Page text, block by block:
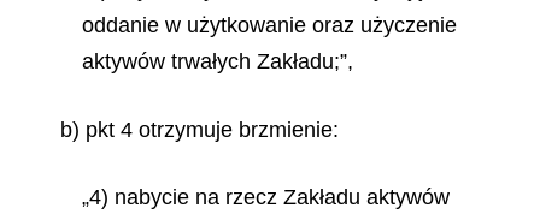
oddanie w użytkowanie oraz użyczenie
aktywów trwałych Zakładu;”,
b) pkt 4 otrzymuje brzmienie:
„4) nabycie na rzecz Zakładu aktywów